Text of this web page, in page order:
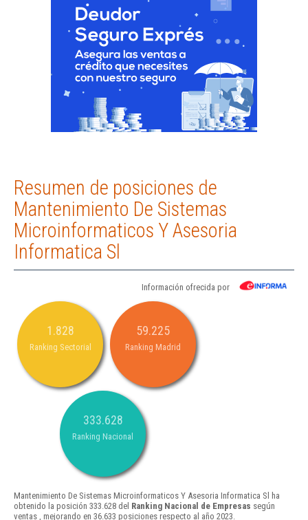
Resumen de posiciones de
Mantenimiento De Sistemas
Microinformaticos Y Asesoria
Informatica Sl
Información ofrecida por
1.828
Ranking Sectorial
59.225
Ranking Madrid
333.628
Ranking Nacional
Mantenimiento De Sistemas Microinformaticos Y Asesoria Informatica Sl ha
obtenido la posición 333.628 del Ranking Nacional de Empresas según
ventas , mejorando en 36.633 posiciones respecto al año 2023.